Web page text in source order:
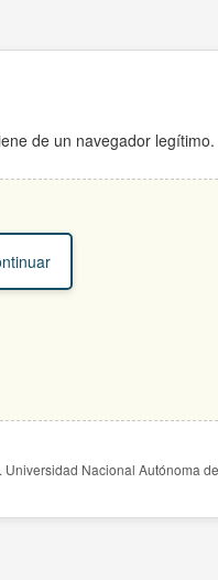
de un navegador legítimo.
Nacional Autónoma